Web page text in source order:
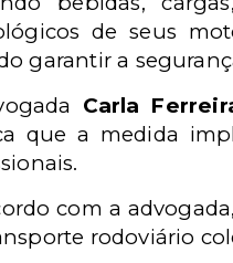
de seus
garantir a
Carla
que a medida
com a
rodoviário